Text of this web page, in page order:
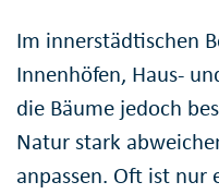
Im innerstädtischen
Innenhöfen, Haus-
die Bäume jedoch
Natur stark
anpassen. Oft ist nur